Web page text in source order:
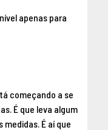
apenas para
começando a se
É que leva algum
É aí que